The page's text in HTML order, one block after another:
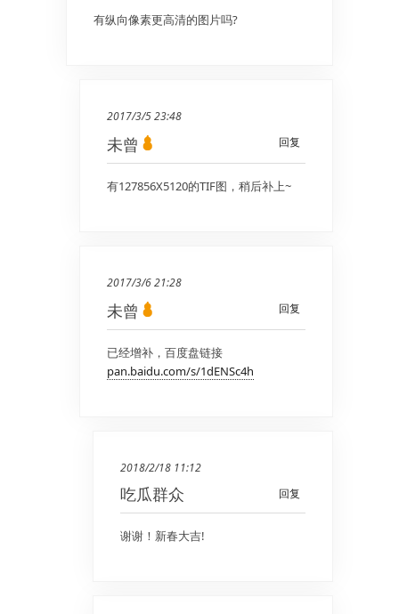
有纵向像素更高清的图片吗?
2017/3/5 23:48
回复
未曾
有127856X5120的TIF图，稍后补上~
2017/3/6 21:28
回复
未曾
已经增补，百度盘链接
pan.baidu.com/s/1dENSc4h
2018/2/18 11:12
回复
吃瓜群众
谢谢！新春大吉!